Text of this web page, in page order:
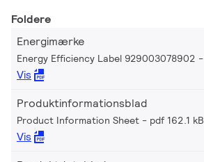
Foldere
Energimærke
Energy Efficiency Label 929003078902
Vis
Produktinformationsblad
Product Information Sheet pdf 162.1 kB
Vis